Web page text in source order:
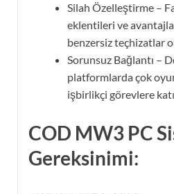
Silah Özelleştirme –
eklentileri ve
benzersiz teçhizatlar
Sorunsuz Bağlantı –
platformlarda çok
işbirlikçi görevlere
COD MW3 PC
Gereksinimi: